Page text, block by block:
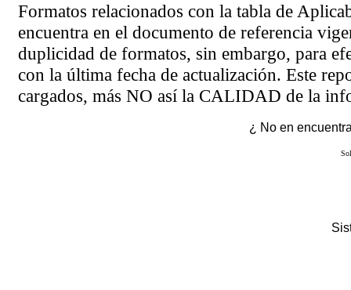
Formatos relacionados con la tabla de
encuentra en el documento de referencia
duplicidad de formatos, sin embargo, para
con la última fecha de actualización. Este
cargados, más NO así la CALIDAD de la
¿ No en